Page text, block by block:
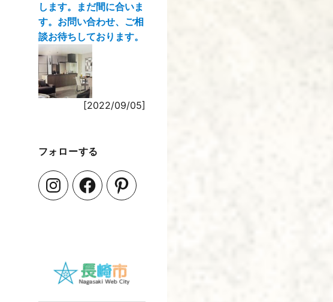
します。まだ間に合いま
す。お問い合わせ、ご相
談お待ちしております。
[2022/09/05]
フォローする